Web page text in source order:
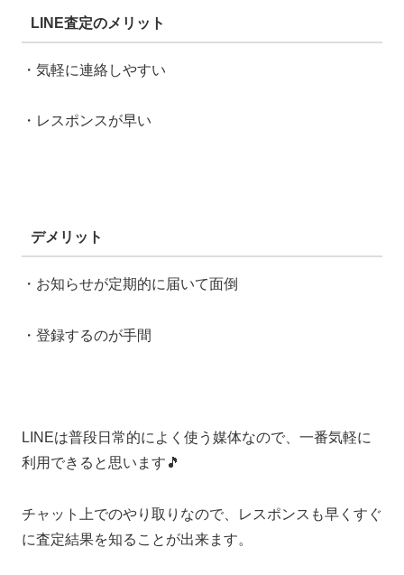
LINE査定のメリット
・気軽に連絡しやすい
・レスポンスが早い
デメリット
・お知らせが定期的に届いて面倒
・登録するのが手間
LINEは普段日常的によく使う媒体なので、一番気軽に
利用できると思います🎵
チャット上でのやり取りなので、レスポンスも早くすぐ
に査定結果を知ることが出来ます。